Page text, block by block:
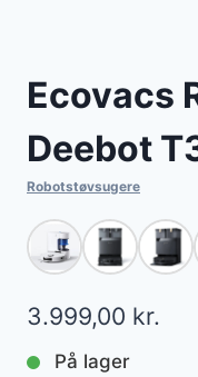
Ecovacs
Deebot
Robotstøvsugere
3.999,00 kr.
På lager